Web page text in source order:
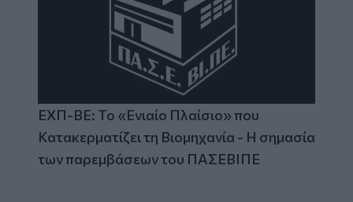
ΕΧΠ-ΒΕ: Το «Ενιαίο Πλαίσιο» που
Κατακερματίζει τη Βιομηχανία - Η σημασία
των παρεμβάσεων του ΠΑΣΕΒΙΠΕ